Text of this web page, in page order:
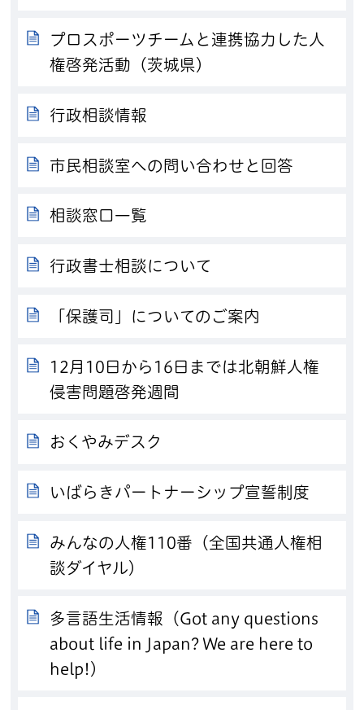
プロスポーツチームと連携協力した人
権啓発活動（茨城県）
行政相談情報
市民相談室への問い合わせと回答
相談窓口一覧
行政書士相談について
「保護司」についてのご案内
12月10日から16日までは北朝鮮人権
侵害問題啓発週間
おくやみデスク
いばらきパートナーシップ宣誓制度
みんなの人権110番（全国共通人権相
談ダイヤル）
多言語生活情報（Got any questions
about life in Japan? We are here to
help!）